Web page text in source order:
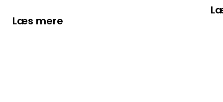
Læs mere